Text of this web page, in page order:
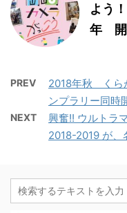
よう
年 開
PREV
2018年秋 くら
ンプラリー同時
NEXT
興奮!! ウルトラ
2018-2019 が、